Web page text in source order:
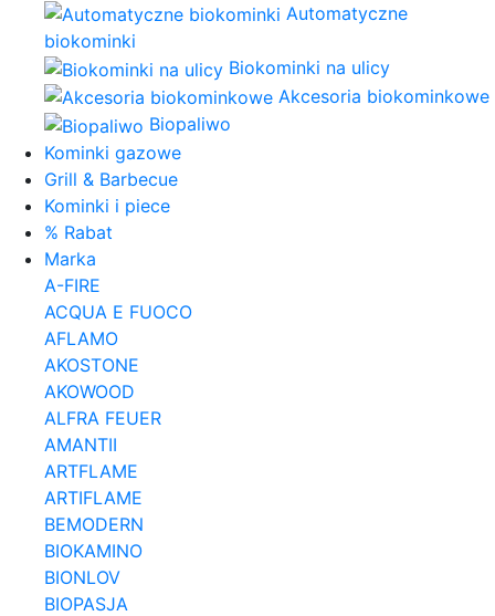
Automatyczne
biokominki
Biokominki na ulicy
Akcesoria biokominkowe
Biopaliwo
Kominki gazowe
Grill & Barbecue
Kominki i piece
% Rabat
Marka
A-FIRE
ACQUA E FUOCO
AFLAMO
AKOSTONE
AKOWOOD
ALFRA FEUER
AMANTII
ARTFLAME
ARTIFLAME
BEMODERN
BIOKAMINO
BIONLOV
BIOPASJA